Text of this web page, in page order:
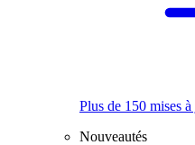
Plus de 150 mises
Nouveautés